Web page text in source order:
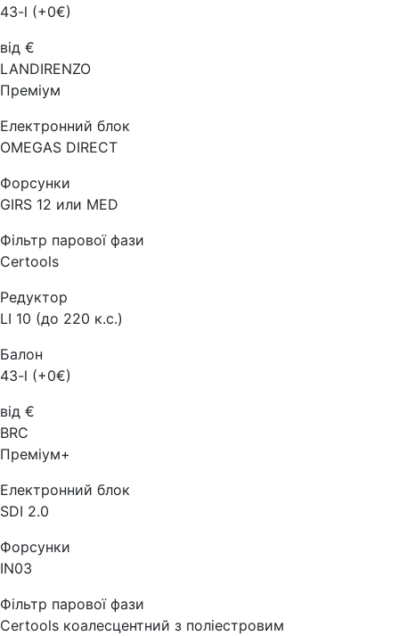
43-l (+0€)
від €
LANDIRENZO
Преміум
Електронний блок
OMEGAS DIRECT
Форсунки
GIRS 12 или MED
Фільтр парової фази
Certools
Редуктор
LI 10 (до 220 к.с.)
Балон
43-l (+0€)
від €
BRC
Преміум+
Електронний блок
SDI 2.0
Форсунки
IN03
Фільтр парової фази
Certools коалесцентний з поліестровим